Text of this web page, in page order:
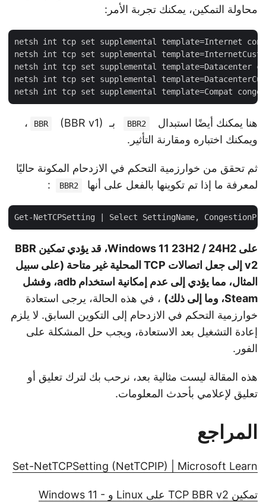
محاولة التمكين، يمكنك تجربة الأمر:
netsh int tcp set supplemental template=Internet
netsh int tcp set supplemental
netsh int tcp set supplemental template=Datacenter
netsh int tcp set supplemental
هنا يمكنك أيضًا استبدال BBR2 بـ BBR
(BBR v1)،
ويمكنك اختباره ومقارنة التأثير.
ثم تحقق من خوارزمية التحكم في الازدحام المكونة حاليًا
لمعرفة ما إذا تم تكوينها بالفعل على أنها
BBR2
:
على Windows 11 23H2 / 24H2، قد يؤدي تمكين BBR
v2 إلى جعل اتصالات TCP المحلية غير متاحة (على سبيل
المثال، مما يؤدي إلى عدم إمكانية استخدام adb، وفشل
Steam، وما إلى ذلك)
، في هذه الحالة، يرجى استعادة
خوارزمية التحكم في الازدحام إلى التكوين السابق. لا يلزم
إعادة التشغيل بعد الاستعادة، ويجب حل المشكلة على
الفور.
هذه المقالة ليست مثالية بعد، نرحب بك لترك تعليق أو
تعليق لإعلامي بأحدث المعلومات.
المراجع
Set-NetTCPSetting (NetTCPIP) | Microsoft Learn
تمكين TCP BBR v2 على Linux و Windows 11 -